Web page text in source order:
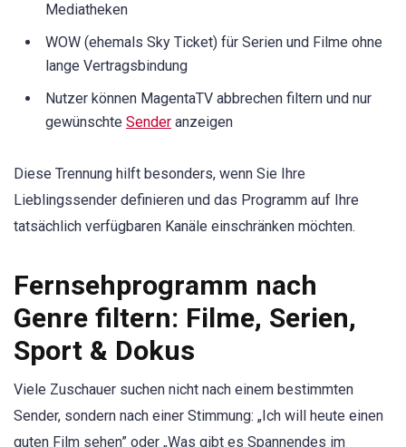
Mediatheken
WOW (ehemals Sky Ticket) für Serien und Filme ohne
lange Vertragsbindung
Nutzer können MagentaTV abbrechen filtern und nur
gewünschte Sender anzeigen
Diese Trennung hilft besonders, wenn Sie Ihre
Lieblingssender definieren und das Programm auf Ihre
tatsächlich verfügbaren Kanäle einschränken möchten.
Fernsehprogramm nach
Genre filtern: Filme, Serien,
Sport & Dokus
Viele Zuschauer suchen nicht nach einem bestimmten
Sender, sondern nach einer Stimmung: „Ich will heute einen
guten Film sehen” oder „Was gibt es Spannendes im